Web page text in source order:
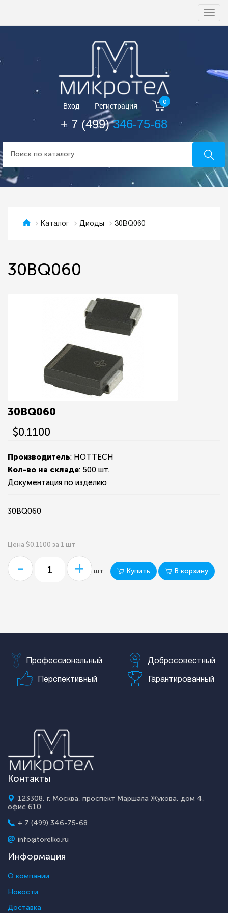
Вход Регистрация 0
+ 7 (499)346-75-68
Каталог Диоды 30BQ060
30BQ060
30BQ060
$0.1100
Производитель: HOTTECH
Кол-во на складе: 500 шт.
Документация по изделию
30BQ060
Цена $0.1100 за 1 шт
- + шт Купить В корзину
Профессиональный Добросовестный
Перспективный Гарантированный
Контакты
123308, г. Москва, проспект Маршала Жукова, дом 4,
офис 610
+ 7 (499) 346-75-68
info@torelko.ru
Информация
О компании
Новости
Доставка